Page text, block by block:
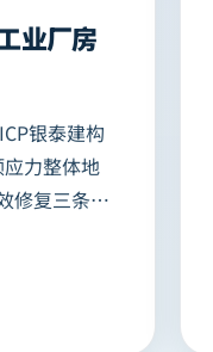
业厂房
银泰建构
力整体地
修复三条技
边界与前期